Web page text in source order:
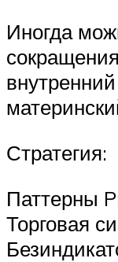
Иногда
Стратегия:
Паттерны
Торговая